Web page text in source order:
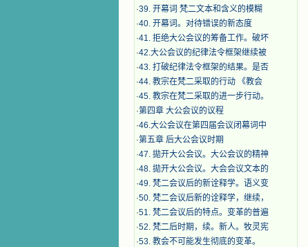
·39. 开幕词 梵二文本和含义的模糊
·40. 开幕词。对待错误的新态度
·41. 拒绝大公会议的筹备工作。破坏
·42.大公会议的纪律法令框架继续被
·43. 打破纪律法令框架的结果。是否
·44. 教宗在梵二采取的行动 《教会
·45. 教宗在梵二采取的进一步行动。
·第四章 大公会议的议程
·46.大公会议在第四届会议闭幕词中
·第五章 后大公会议时期
·47. 拋开大公会议。大公会议的精神
·48. 拋开大公会议。大会会议文本的
·49. 梵二会议后的新诠释学。语义变
·50. 梵二会议后新的诠释学，继续，
·51. 梵二会议后的特点。变革的普遍
·52. 梵二后时期，续。新人。牧灵宪
·53. 教会不可能发生彻底的变革。